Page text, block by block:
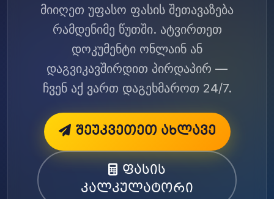
მიიღეთ უფასო ფასის შეთავაზება
რამდენიმე წუთში. ატვირთეთ
დოკუმენტი ონლაინ ან
დაგვიკავშირდით პირდაპირ —
ჩვენ აქ ვართ დაგეხმაროთ 24/7.
შეუკვეთეთ ახლავე
ფასის
კალკულატორი